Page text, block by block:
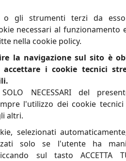
ERPche consente di
dinamica, grazie alla
ricerca evolute e interfacce
il parco contatti
desiderato ed
sempre a disposizione lo
in relazione
o gli strumenti terzi da esso
necessari al funzionamento
nella cookie policy.
la navigazione sul sito è
i cookie tecnici
NECESSARI del
l'utilizzo dei cookie
altri.
selezionati
solo se l'utente ha
sul tasto ACCETTA